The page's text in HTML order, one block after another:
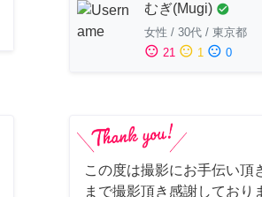
むぎ(Mugi) check_circle
女性 / 30代 / 東京都
sentiment_satisfied 21 sentiment_neutral 1 sentiment_dissatisfied 0
この度は撮影にお手伝い頂
まで撮影頂き感謝しており